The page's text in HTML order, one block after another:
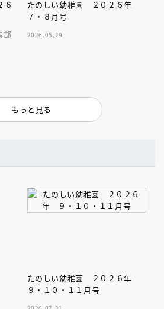
６
部
たのしい幼稚園 ２０２６年
７・８月号
2026.05.29
もっと見る
たのしい幼稚園 ２０２６年
９・１０・１１月号